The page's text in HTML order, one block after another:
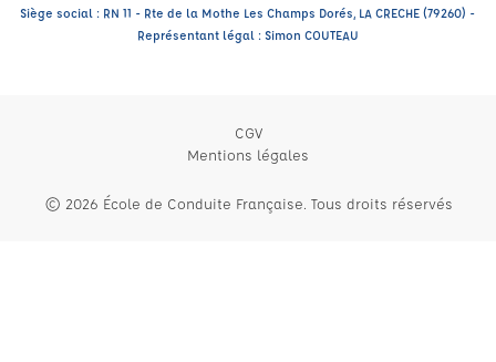
Siège social : RN 11 - Rte de la Mothe Les Champs Dorés, LA CRECHE (79260) -
Représentant légal : Simon COUTEAU
CGV
Mentions légales
© 2026 École de Conduite Française. Tous droits réservés